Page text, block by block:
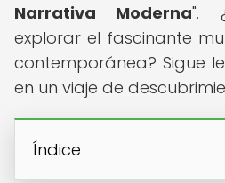
Narrativa Moderna".
explorar el fascinante
contemporánea? Sigue
en un viaje de
Índice